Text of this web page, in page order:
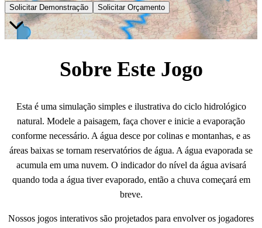
Solicitar Demonstração Solicitar Orçamento
Sobre Este Jogo
Esta é uma simulação simples e ilustrativa do ciclo hidrológico
natural. Modele a paisagem, faça chover e inicie a evaporação
conforme necessário. A água desce por colinas e montanhas, e as
áreas baixas se tornam reservatórios de água. A água evaporada se
acumula em uma nuvem. O indicador do nível da água avisará
quando toda a água tiver evaporado, então a chuva começará em
breve.
Nossos jogos interativos são projetados para envolver os jogadores